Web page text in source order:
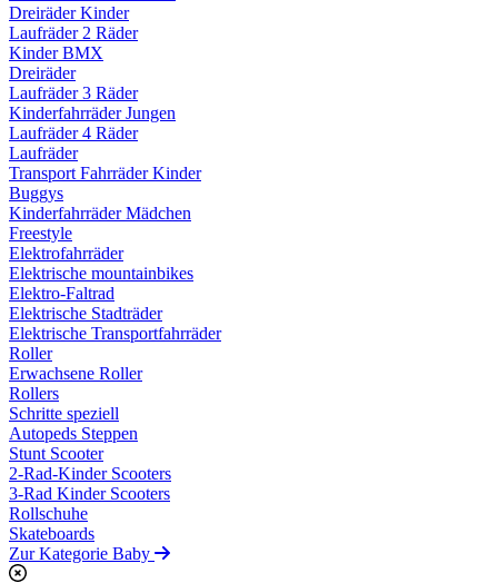
Dreiräder Kinder
Laufräder 2 Räder
Kinder BMX
Dreiräder
Laufräder 3 Räder
Kinderfahrräder Jungen
Laufräder 4 Räder
Laufräder
Transport Fahrräder Kinder
Buggys
Kinderfahrräder Mädchen
Freestyle
Elektrofahrräder
Elektrische mountainbikes
Elektro-Faltrad
Elektrische Stadträder
Elektrische Transportfahrräder
Roller
Erwachsene Roller
Rollers
Schritte speziell
Autopeds Steppen
Stunt Scooter
2-Rad-Kinder Scooters
3-Rad Kinder Scooters
Rollschuhe
Skateboards
Zur Kategorie Baby